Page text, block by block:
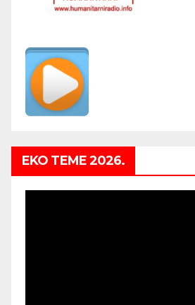
EKO TEME 2026.